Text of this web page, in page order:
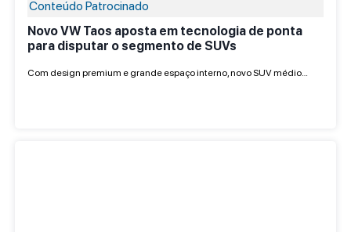
Conteúdo Patrocinado
Novo VW Taos aposta em tecnologia de ponta
para disputar o segmento de SUVs
Com design premium e grande espaço interno, novo SUV médio…